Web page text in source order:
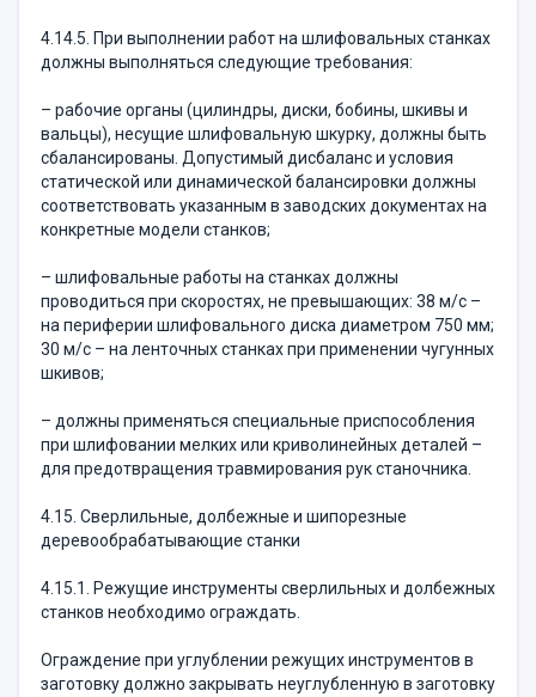
4.14.5. При выполнении работ на шлифовальных станках
должны выполняться следующие требования:
– рабочие органы (цилиндры, диски, бобины, шкивы и
вальцы), несущие шлифовальную шкурку, должны быть
сбалансированы. Допустимый дисбаланс и условия
статической или динамической балансировки должны
соответствовать указанным в заводских документах на
конкретные модели станков;
– шлифовальные работы на станках должны
проводиться при скоростях, не превышающих: 38 м/с –
на периферии шлифовального диска диаметром 750 мм;
30 м/с – на ленточных станках при применении чугунных
шкивов;
– должны применяться специальные приспособления
при шлифовании мелких или криволинейных деталей –
для предотвращения травмирования рук станочника.
4.15. Сверлильные, долбежные и шипорезные
деревообрабатывающие станки
4.15.1. Режущие инструменты сверлильных и долбежных
станков необходимо ограждать.
Ограждение при углублении режущих инструментов в
заготовку должно закрывать неуглубленную в заготовку